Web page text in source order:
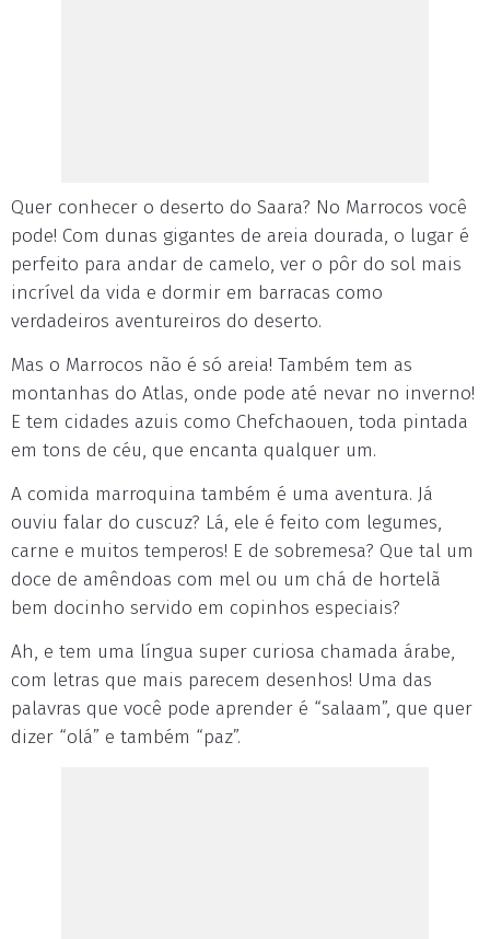
Quer conhecer o deserto do Saara? No Marrocos você
pode! Com dunas gigantes de areia dourada, o lugar é
perfeito para andar de camelo, ver o pôr do sol mais
incrível da vida e dormir em barracas como
verdadeiros aventureiros do deserto.
Mas o Marrocos não é só areia! Também tem as
montanhas do Atlas, onde pode até nevar no inverno!
E tem cidades azuis como Chefchaouen, toda pintada
em tons de céu, que encanta qualquer um.
A comida marroquina também é uma aventura. Já
ouviu falar do cuscuz? Lá, ele é feito com legumes,
carne e muitos temperos! E de sobremesa? Que tal um
doce de amêndoas com mel ou um chá de hortelã
bem docinho servido em copinhos especiais?
Ah, e tem uma língua super curiosa chamada árabe,
com letras que mais parecem desenhos! Uma das
palavras que você pode aprender é “salaam”, que quer
dizer “olá” e também “paz”.